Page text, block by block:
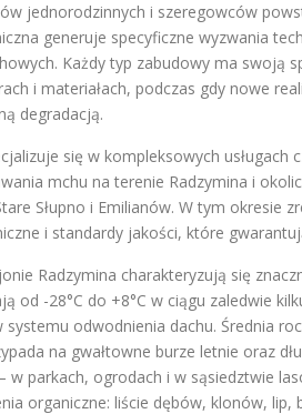
jednorodzinnych i szeregowców
generuje specyficzne wyzwania
Każdy typ zabudowy ma swoją
i materiałach, podczas gdy nowe
degradacją.
się w kompleksowych usługach
mchu na terenie Radzymina i
Słupno i Emilianów. W tym okresie
i standardy jakości, które
Radzymina charakteryzują się
od -28°C do +8°C w ciągu zaledwie
odwodnienia dachu. Średnia
na gwałtowne burze letnie oraz
parkach, ogrodach i w sąsiedztwie
organiczne: liście dębów, klonów,